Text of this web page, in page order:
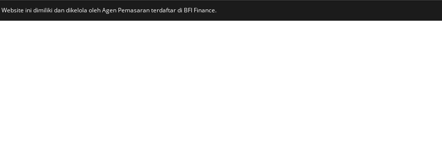
Website ini dimiliki dan dikelola oleh Agen Pemasaran terdaftar di BFI Finance.